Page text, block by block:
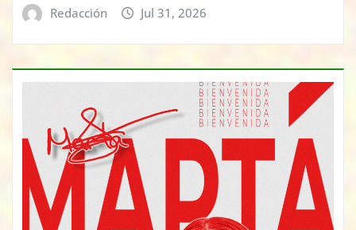
Redacción Jul 31, 2026